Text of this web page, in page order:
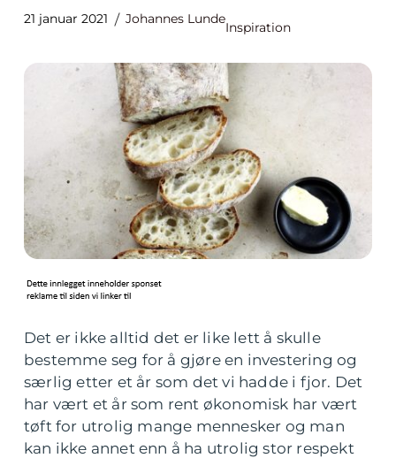
21 januar 2021 Johannes Lunde
Inspiration
Det er ikke alltid det er like lett å skulle
bestemme seg for å gjøre en investering og
særlig etter et år som det vi hadde i fjor. Det
har vært et år som rent økonomisk har vært
tøft for utrolig mange mennesker og man
kan ikke annet enn å ha utrolig stor respekt